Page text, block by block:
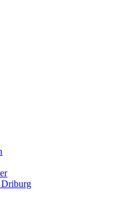
Driburg